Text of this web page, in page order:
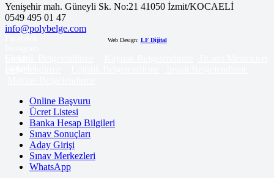
Yenişehir mah. Güneyli Sk. No:21 41050 İzmit/KOCAELİ
0549 495 01 47
info@polybelge.com
Web Design: LF Dijital
Online Başvuru
Ücret Listesi
Banka Hesap Bilgileri
Sınav Sonuçları
Aday Girişi
Sınav Merkezleri
WhatsApp